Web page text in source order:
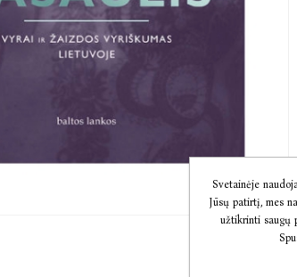
Svetainėje
Jūsų patirtį, mes
užtikrinti saugų